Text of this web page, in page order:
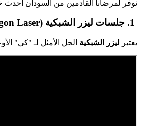
​نوفر لمرضانا القادمين من السودان أحدث
​يعتبر ليزر الشبكية الحل الأمثل لـ "كي"